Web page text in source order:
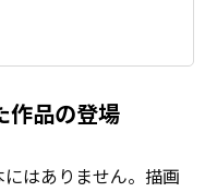
作品の登場
はありません。描画